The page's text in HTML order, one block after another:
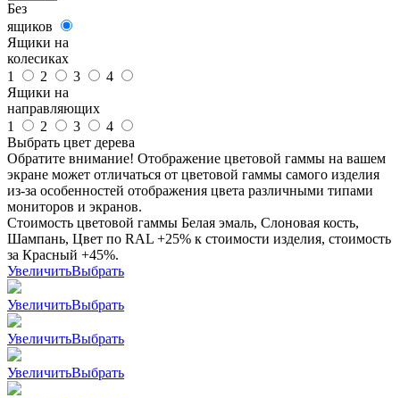
Без
ящиков
Ящики на
колесиках
1
2 3
4
Ящики на
направляющих
1
2 3
4
Выбрать цвет дерева
Обратите внимание! Отображение цветовой гаммы на вашем
экране может отличаться от цветовой гаммы самого изделия
из-за особенностей отображения цвета различными типами
мониторов и экранов.
Стоимость цветовой гаммы Белая эмаль, Слоновая кость,
Шампань, Цвет по RAL +25% к стоимости изделия, стоимость
за Красный +45%.
УвеличитьВыбрать
УвеличитьВыбрать
УвеличитьВыбрать
УвеличитьВыбрать